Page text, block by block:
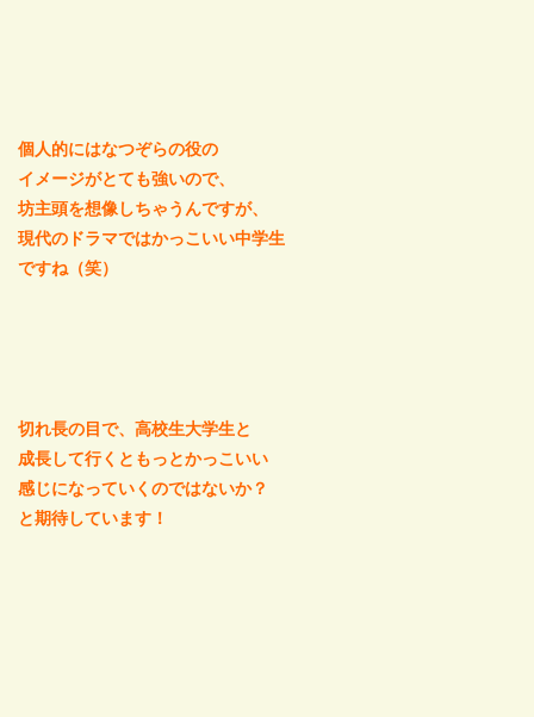
個人的にはなつぞらの役の
イメージがとても強いので、
坊主頭を想像しちゃうんですが、
現代のドラマではかっこいい中学生
ですね（笑）
切れ長の目で、高校生大学生と
成長して行くともっとかっこいい
感じになっていくのではないか？
と期待しています！